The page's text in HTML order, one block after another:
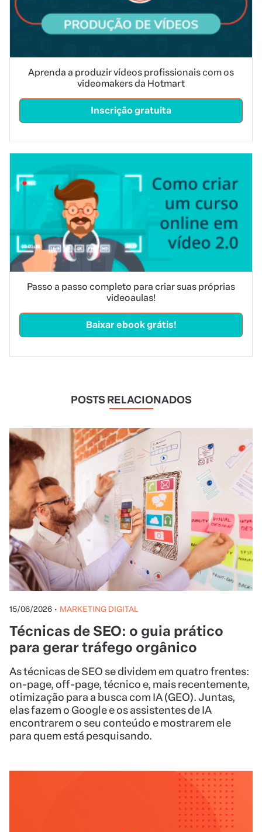
Aprenda a produzir vídeos profissionais com os
videomakers da Hotmart
Inscrição gratuita
Passo a passo completo para criar suas próprias
videoaulas!
Baixar ebook grátis!
POSTS RELACIONADOS
15/06/2026 • MARKETING DIGITAL
Técnicas de SEO: o guia prático
para gerar tráfego orgânico
As técnicas de SEO se dividem em quatro frentes:
on-page, off-page, técnico e, mais recentemente,
otimização para a busca com IA (GEO). Juntas,
elas fazem o Google e os assistentes de IA
encontrarem o seu conteúdo e mostrarem ele
para quem está pesquisando.